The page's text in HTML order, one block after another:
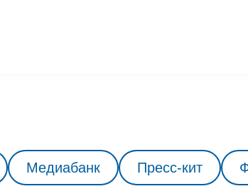
Медиабанк Пресс-кит